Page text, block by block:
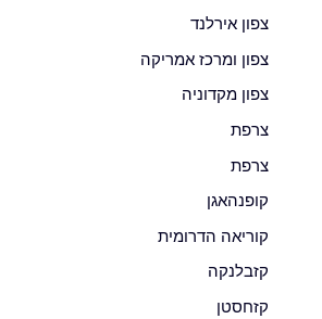
צפון אירלנד
צפון ומרכז אמריקה
צפון מקדוניה
צרפת
צרפת
קופנהאגן
קוריאה הדרומית
קזבלנקה
קזחסטן